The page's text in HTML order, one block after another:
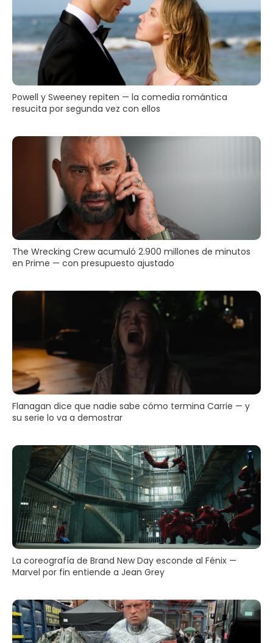
Powell y Sweeney repiten — la comedia romántica
resucita por segunda vez con ellos
The Wrecking Crew acumuló 2.900 millones de minutos
en Prime — con presupuesto ajustado
Flanagan dice que nadie sabe cómo termina Carrie — y
su serie lo va a demostrar
La coreografía de Brand New Day esconde al Fénix —
Marvel por fin entiende a Jean Grey